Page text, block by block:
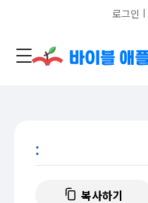
로그인 ㅣ
:
복사하기